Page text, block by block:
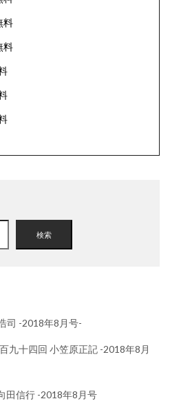
料
料
検索
司 -2018年8月号-
九十四回 小笠原正記 -2018年8月
田信行 -2018年8月号